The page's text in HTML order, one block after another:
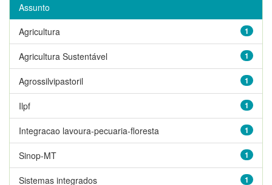
Assunto
1
Agricultura
1
Agricultura Sustentável
1
Agrossilvipastoril
1
Ilpf
1
Integracao lavoura-pecuaria-floresta
1
Sinop-MT
1
Sistemas integrados